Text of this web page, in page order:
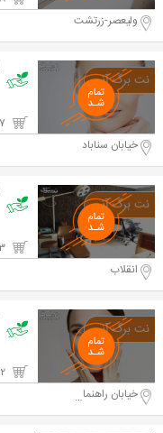
ولیعصر-زرتشت
خیابان سناباد
انقلاب
خیابان راهنمایی